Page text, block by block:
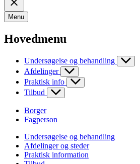
Menu
Hovedmenu
Undersøgelse og behandling
Afdelinger
Praktisk info
Tilbud
Borger
Fagperson
Undersøgelse og behandling
Afdelinger og steder
Praktisk information